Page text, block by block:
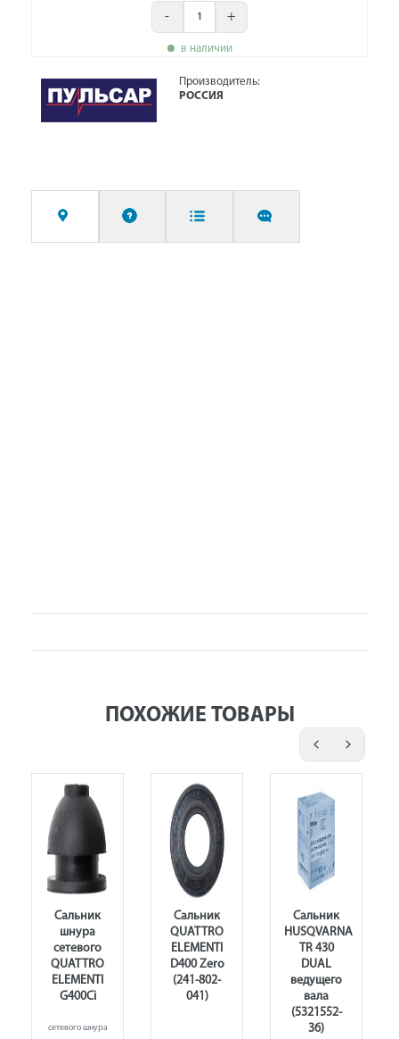
- +
в наличии
Производитель:
РОССИЯ
ПОХОЖИЕ ТОВАРЫ
Сальник
шнура
сетевого
QUATTRO
ELEMENTI
G400Ci
сетевого шнура
Сальник
QUATTRO
ELEMENTI
D400 Zero
(241-802-
041)
Сальник
HUSQVARNA
TR 430
DUAL
ведущего
вала
(5321552-
36)